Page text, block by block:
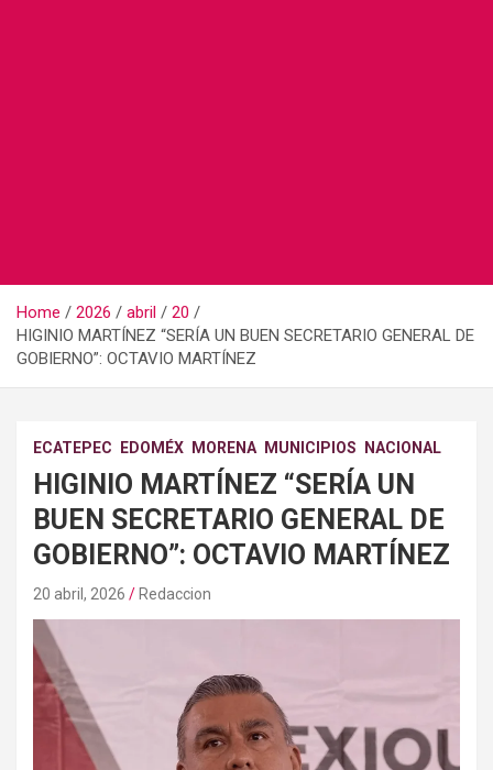
Home 2026 abril
20
HIGINIO MARTÍNEZ “SERÍA UN BUEN SECRETARIO GENERAL DE
GOBIERNO”: OCTAVIO MARTÍNEZ
ECATEPEC EDOMÉX MORENA MUNICIPIOS NACIONAL
HIGINIO MARTÍNEZ “SERÍA UN
BUEN SECRETARIO GENERAL DE
GOBIERNO”: OCTAVIO MARTÍNEZ
20 abril, 2026 Redaccion